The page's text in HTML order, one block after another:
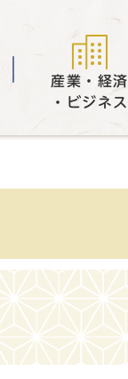
産業・経済
・ビジネス